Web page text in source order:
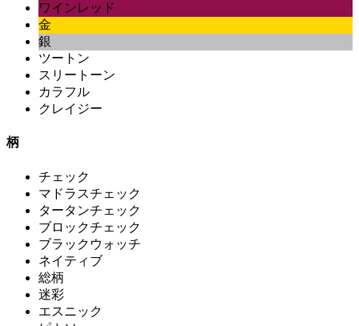
ワインレッド
金
銀
ツートン
スリートーン
カラフル
クレイジー
柄
チェック
マドラスチェック
タータンチェック
ブロックチェック
ブラックウォッチ
ネイティブ
総柄
迷彩
エスニック